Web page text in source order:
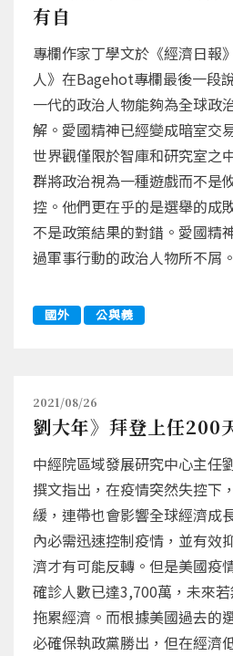
有自
專欄作家丁學文於《經濟日報
人》在Bagehot專欄最後一段
一代的政治人物能夠為全球政
解。愛國精神已經變成暗室交
世界觀僅限於智庫和研究室之
群將政治視為一種遊戲而不是
控。他們更在乎的是選舉的成
不是政策結果的對錯。愛國精
過軍事行動的政治人物所不屑。
國外 公與義
2021/08/26
劉大年》拜登上任200
中經院區域發展研究中心主任
撰文指出，在疫情突然失控下
緩，連帶也會影響全球經濟成
內必需迅速控制疫情，並有效
濟才有可能反轉。但是美國疫
確診人數已達3,700萬，未來
拖累經濟。而根據美國過去的
必確保執政黨勝出，但在經濟